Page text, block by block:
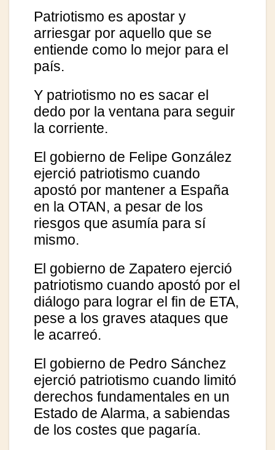
Patriotismo es apostar y
arriesgar por aquello que se
entiende como lo mejor para el
país.
Y patriotismo no es sacar el
dedo por la ventana para seguir
la corriente.
El gobierno de Felipe González
ejerció patriotismo cuando
apostó por mantener a España
en la OTAN, a pesar de los
riesgos que asumía para sí
mismo.
El gobierno de Zapatero ejerció
patriotismo cuando apostó por el
diálogo para lograr el fin de ETA,
pese a los graves ataques que
le acarreó.
El gobierno de Pedro Sánchez
ejerció patriotismo cuando limitó
derechos fundamentales en un
Estado de Alarma, a sabiendas
de los costes que pagaría.